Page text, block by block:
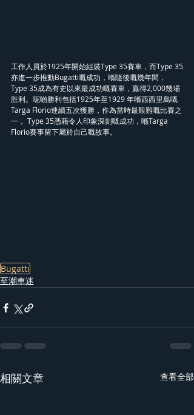
工作人員於1925年開始組裝Type 35賽車，而Type 35
亦進一步推動Bugatti嘅成功，喺隨後嘅幾年間，
Type 35成為有史以來最成功嘅賽車，贏得2,000幾場
胜利。呢啲勝利包括1925年至1929 年喺西西里島嘅
Targa Florio連續五次獲勝，作為當時最艱難嘅比賽之
一， Type 35憑藉令人印象深刻嘅成功，喺Targa
Florio賽事留下屬於自己嘅故事。
Bugatti
至潮車迷
相關文章 查看全部